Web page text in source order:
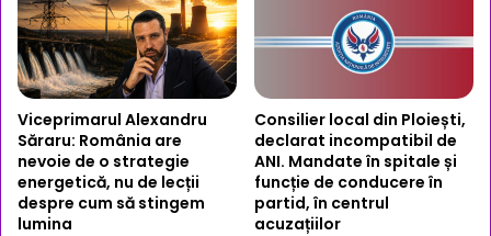
Viceprimarul Alexandru
Săraru: România are
nevoie de o strategie
energetică, nu de lecții
despre cum să stingem
lumina
Consilier local din Ploiești,
declarat incompatibil de
ANI. Mandate în spitale și
funcție de conducere în
partid, în centrul
acuzațiilor